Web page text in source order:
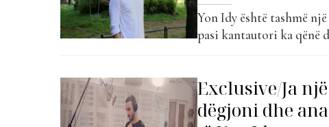
Yon Idy është tashmë
pasi kantautori ka qënë
Exclusive/Ja
dëgjoni dhe